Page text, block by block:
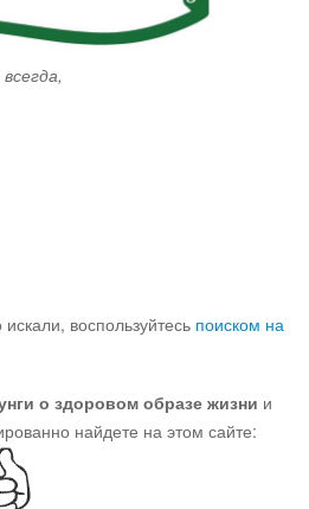
воспользуйтесь поиском на
о здоровом образе жизни и
найдете на этом сайте: